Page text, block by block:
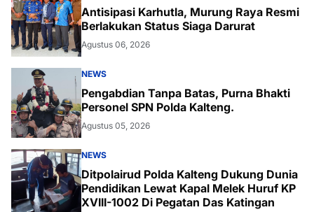
Antisipasi Karhutla, Murung Raya Resmi
Berlakukan Status Siaga Darurat
Agustus 06, 2026
NEWS
Pengabdian Tanpa Batas, Purna Bhakti
Personel SPN Polda Kalteng.
Agustus 05, 2026
NEWS
Ditpolairud Polda Kalteng Dukung Dunia
Pendidikan Lewat Kapal Melek Huruf KP
XVIII-1002 Di Pegatan Das Katingan